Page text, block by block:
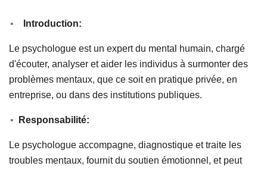
Introduction:
Le psychologue est un expert du mental humain, chargé
d'écouter, analyser et aider les individus à surmonter des
problèmes mentaux, que ce soit en pratique privée, en
entreprise, ou dans des institutions publiques.
Responsabilité:
Le psychologue accompagne, diagnostique et traite les
troubles mentaux, fournit du soutien émotionnel, et peut